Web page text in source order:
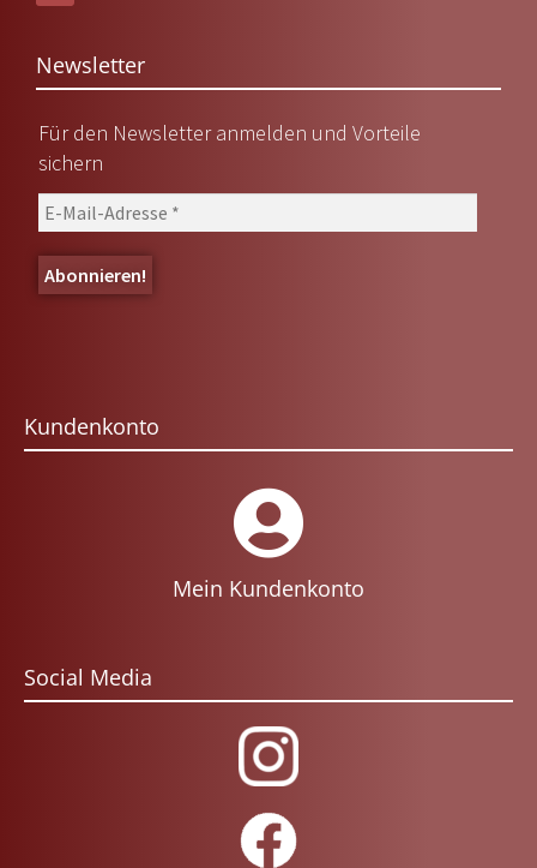
Newsletter
Für den Newsletter anmelden und Vorteile
sichern
Kundenkonto
Mein Kundenkonto
Social Media